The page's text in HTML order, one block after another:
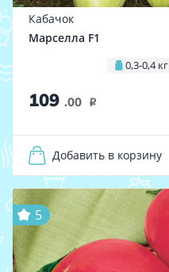
Кабачок
Марселла F1
0,3-0,4 кг
109 .00 i
Добавить в корзину
5